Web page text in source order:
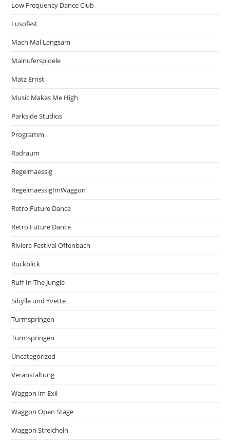
Low Frequency Dance Club
Lusofest
Mach Mal Langsam
Mainuferspioele
Matz Ernst
Music Makes Me High
Parkside Studios
Programm
Radraum
Regelmaessig
RegelmaessigImWaggon
Retro Future Dance
Retro Future Dance
Riviera Festival Offenbach
Rückblick
Ruff In The Jungle
Sibylle und Yvette
Turmspringen
Turmspringen
Uncategorized
Veranstaltung
Waggon im Exil
Waggon Open Stage
Waggon Streicheln